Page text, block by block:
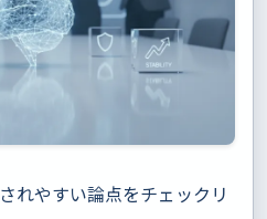
れやすい論点をチェックリ